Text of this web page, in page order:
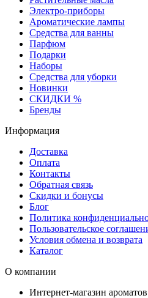
Электро-приборы
Ароматические лампы
Средства для ванны
Парфюм
Подарки
Наборы
Средства для уборки
Новинки
СКИДКИ %
Бренды
Информация
Доставка
Оплата
Контакты
Обратная связь
Скидки и бонусы
Блог
Политика
Пользовательское
Условия обмена и возврата
Каталог
О компании
Интернет-магазин